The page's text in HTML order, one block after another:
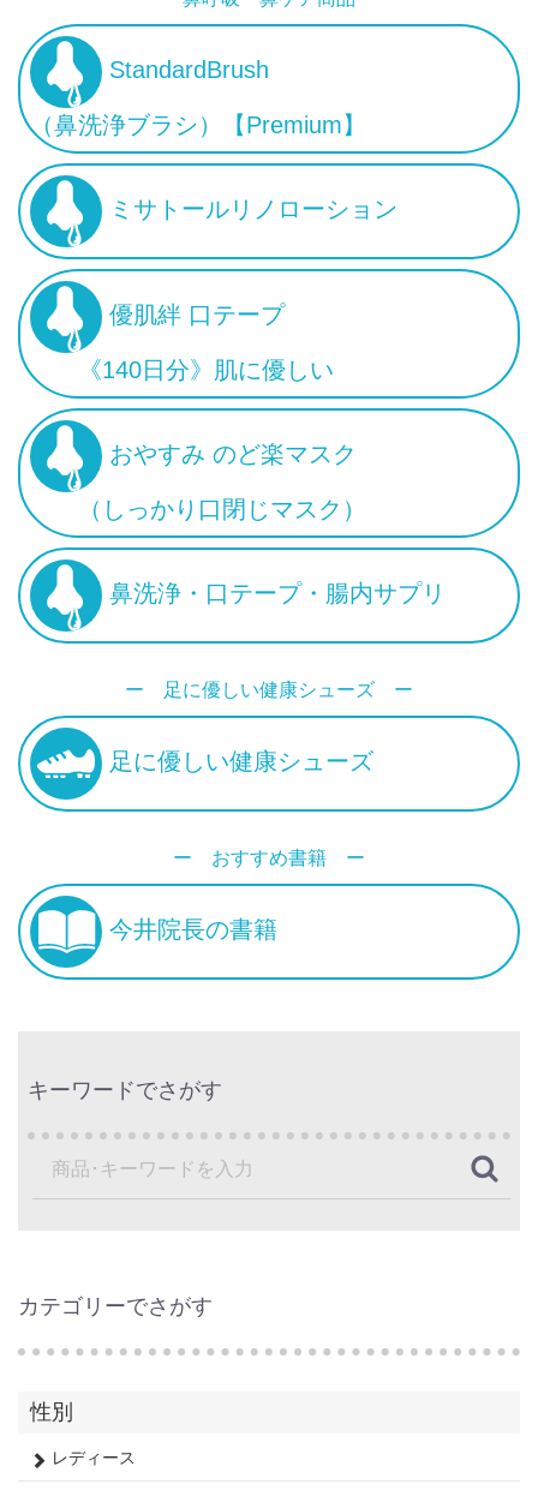
StandardBrush
（鼻洗浄ブラシ）【Premium】
ミサトールリノローション
優肌絆 口テープ
《140日分》肌に優しい
おやすみ のど楽マスク
（しっかり口閉じマスク）
鼻洗浄・口テープ・腸内サプリ
ー 足に優しい健康シューズ ー
足に優しい健康シューズ
ー おすすめ書籍 ー
今井院長の書籍
キーワードでさがす
カテゴリーでさがす
性別
レディース